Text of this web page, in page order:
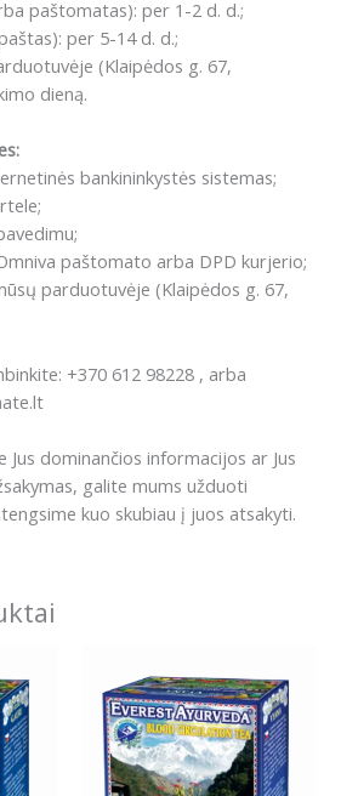
paštomatas): per 1-2 d. d.;
per 5-14 d. d.;
(Klaipėdos g. 67,
dieną.
bankininkystės sistemas;
paštomato arba DPD kurjerio;
parduotuvėje (Klaipėdos g. 67,
+370 612 98228 , arba
Jus dominančios informacijos ar Jus
galite mums užduoti
kuo skubiau į juos atsakyti.